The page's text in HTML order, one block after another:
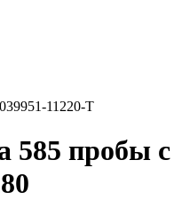
11220-T
585 пробы с